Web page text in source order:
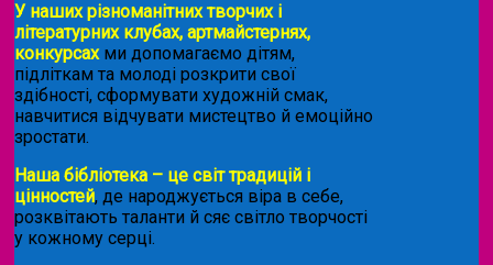
У наших різноманітних творчих і
літературних клубах, артмайстернях,
конкурсахми допомагаємо дітям,
підліткам та молоді розкрити свої
здібності, сформувати художній смак,
навчитися відчувати мистецтво й емоційно
зростати.
Наша бібліотека – це світ традицій і
цінностей, де народжується віра в себе,
розквітають таланти й сяє світло творчості
у кожному серці.